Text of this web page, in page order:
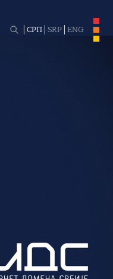
СРП SRP ENG